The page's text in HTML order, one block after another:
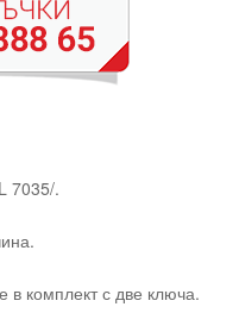
7035/.
в комплект с две ключа.